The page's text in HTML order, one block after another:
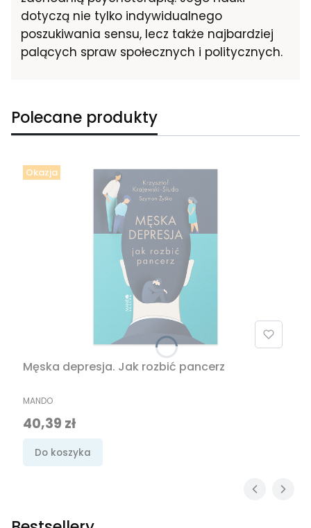
dotyczą nie tylko indywidualnego
poszukiwania sensu, lecz także najbardziej
palących spraw społecznych i politycznych.
Polecane produkty
Okazja
Męska depresja. Jak rozbić pancerz
PRODUCENT
MANDO
Cena promocyjna
40,39 zł
Do koszyka